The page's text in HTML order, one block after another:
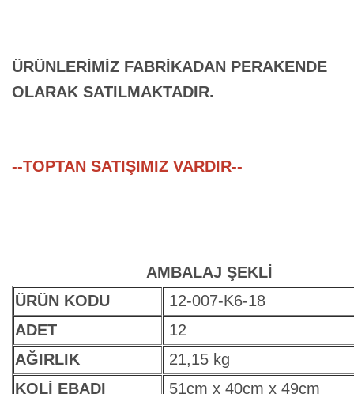
ÜRÜNLERİMİZ FABRİKADAN PERAKENDE
OLARAK SATILMAKTADIR.
--TOPTAN SATIŞIMIZ VARDIR--
AMBALAJ ŞEKLİ
ÜRÜN KODU
12-007-K6-18
ADET
12
AĞIRLIK
21,15 kg
KOLİ EBADI
51cm x 40cm x 49cm